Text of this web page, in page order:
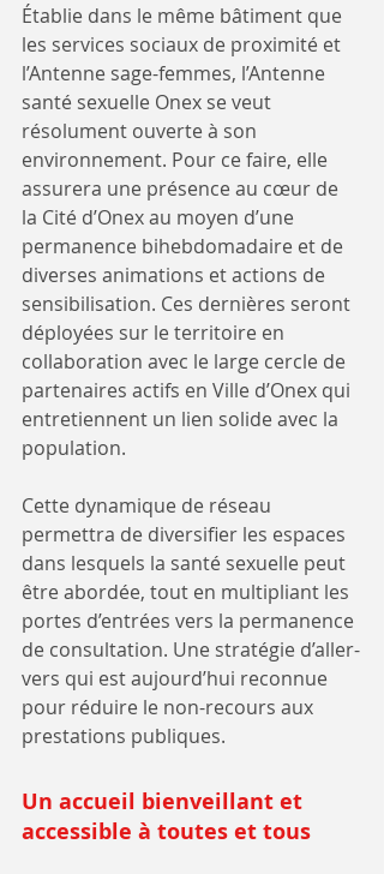
Établie dans le même bâtiment que
les services sociaux de proximité et
l’Antenne sage-femmes, l’Antenne
santé sexuelle Onex se veut
résolument ouverte à son
environnement. Pour ce faire, elle
assurera une présence au cœur de
la Cité d’Onex au moyen d’une
permanence bihebdomadaire et de
diverses animations et actions de
sensibilisation. Ces dernières seront
déployées sur le territoire en
collaboration avec le large cercle de
partenaires actifs en Ville d’Onex qui
entretiennent un lien solide avec la
population.
Cette dynamique de réseau
permettra de diversifier les espaces
dans lesquels la santé sexuelle peut
être abordée, tout en multipliant les
portes d’entrées vers la permanence
de consultation. Une stratégie d’aller-
vers qui est aujourd’hui reconnue
pour réduire le non-recours aux
prestations publiques.
Un accueil bienveillant et
accessible à toutes et tous